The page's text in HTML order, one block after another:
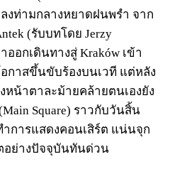
ลงท่ามกลางหยาดฝนพรำ จาก
(รับบทโดย Jerzy
อกเดินทางสู่ Kraków เข้า
กาสขึ้นขับร้องบนเวที แต่หลัง
น้าตาละม้ายคล้ายตนเองยัง
Square) ราวกับวันสิ้น
ำการแสดงคอนเสิร์ต แน่นจุก
อย่างปัจจุบันทันด่วน